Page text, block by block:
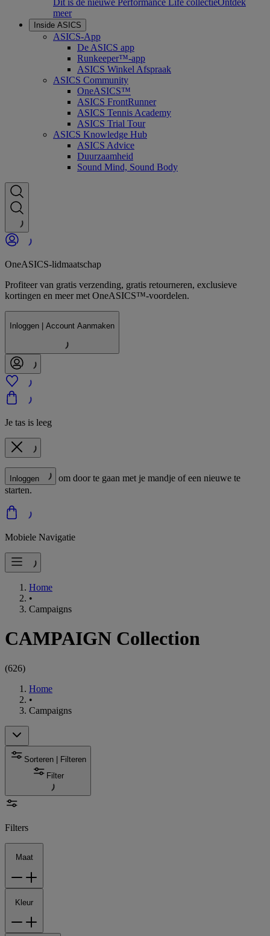
Dit is de nieuwe Performance Life collectieOntdek
meer
Inside ASICS
ASICS-App
De ASICS app
Runkeeper™-app
ASICS Winkel Afspraak
ASICS Community
OneASICS™
ASICS FrontRunner
ASICS Tennis Academy
ASICS Trial Tour
ASICS Knowledge Hub
ASICS Advice
Duurzaamheid
Sound Mind, Sound Body
OneASICS-lidmaatschap
Profiteer van gratis verzending, gratis retourneren, exclusieve
kortingen en meer met OneASICS™-voordelen.
Inloggen | Account Aanmaken
Je tas is leeg
Inloggen
om door te gaan met je mandje of een nieuwe te
starten.
Mobiele Navigatie
Home
•
Campaigns
CAMPAIGN Collection
(626)
Home
•
Campaigns
Sorteren | Filteren
Filter
Filters
Maat
Kleur